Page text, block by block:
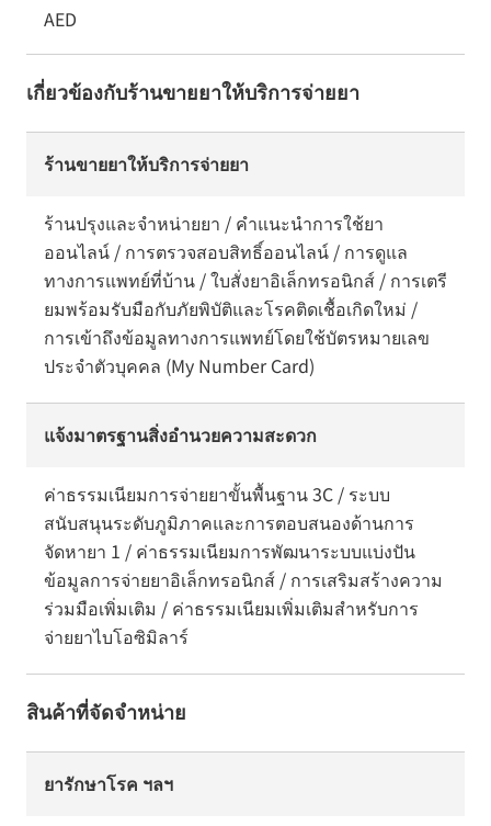
AED
เกี่ยวข้องกับร้านขายยาให้บริการจ่ายยา
ร้านขายยาให้บริการจ่ายยา
ร้านปรุงและจำหน่ายยา / คำแนะนำการใช้ยา
ออนไลน์ / การตรวจสอบสิทธิ์ออนไลน์ / การดูแล
ทางการแพทย์ที่บ้าน / ใบสั่งยาอิเล็กทรอนิกส์ / การเตรี
ยมพร้อมรับมือกับภัยพิบัติและโรคติดเชื้อเกิดใหม่ /
การเข้าถึงข้อมูลทางการแพทย์โดยใช้บัตรหมายเลข
ประจำตัวบุคคล (My Number Card)
แจ้งมาตรฐานสิ่งอำนวยความสะดวก
ค่าธรรมเนียมการจ่ายยาขั้นพื้นฐาน 3C / ระบบ
สนับสนุนระดับภูมิภาคและการตอบสนองด้านการ
จัดหายา 1 / ค่าธรรมเนียมการพัฒนาระบบแบ่งปัน
ข้อมูลการจ่ายยาอิเล็กทรอนิกส์ / การเสริมสร้างความ
ร่วมมือเพิ่มเติม / ค่าธรรมเนียมเพิ่มเติมสำหรับการ
จ่ายยาไบโอซิมิลาร์
สินค้าที่จัดจำหน่าย
ยารักษาโรค ฯลฯ